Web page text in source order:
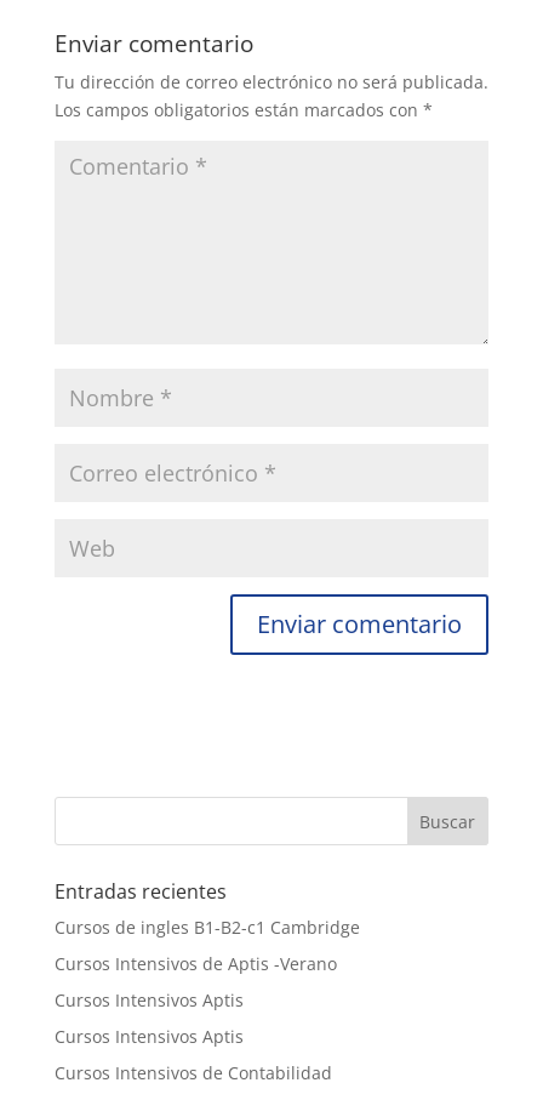
Enviar comentario
Tu dirección de correo electrónico no será publicada.
Los campos obligatorios están marcados con *
Entradas recientes
Cursos de ingles B1-B2-c1 Cambridge
Cursos Intensivos de Aptis -Verano
Cursos Intensivos Aptis
Cursos Intensivos Aptis
Cursos Intensivos de Contabilidad